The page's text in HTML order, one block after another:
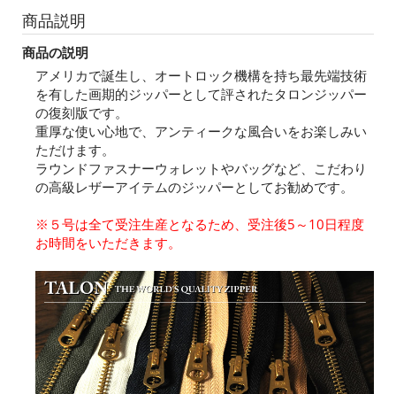
商品説明
商品の説明
アメリカで誕生し、オートロック機構を持ち最先端技術
を有した画期的ジッパーとして評されたタロンジッパー
の復刻版です。
重厚な使い心地で、アンティークな風合いをお楽しみい
ただけます。
ラウンドファスナーウォレットやバッグなど、こだわり
の高級レザーアイテムのジッパーとしてお勧めです。
※５号は全て受注生産となるため、受注後5～10日程度
お時間をいただきます。